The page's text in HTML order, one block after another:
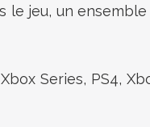
le jeu, un
Series, PS4,